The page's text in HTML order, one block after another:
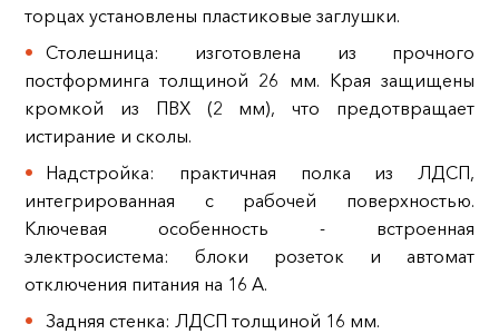
торцах установлены пластиковые заглушки.
Столешница: изготовлена из прочного
постформинга толщиной 26 мм. Края защищены
кромкой из ПВХ (2 мм), что предотвращает
истирание и сколы.
Надстройка: практичная полка из ЛДСП,
интегрированная с рабочей поверхностью.
Ключевая особенность - встроенная
электросистема: блоки розеток и автомат
отключения питания на 16 А.
Задняя стенка: ЛДСП толщиной 16 мм.